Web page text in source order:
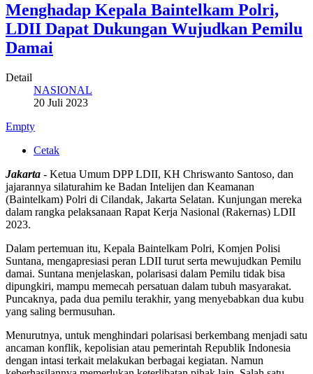
Menghadap Kepala Baintelkam Polri,
LDII Dapat Dukungan Wujudkan Pemilu
Damai
Detail
NASIONAL
20 Juli 2023
Empty
Cetak
Jakarta - Ketua Umum DPP LDII, KH Chriswanto Santoso, dan
jajarannya silaturahim ke Badan Intelijen dan Keamanan
(Baintelkam) Polri di Cilandak, Jakarta Selatan. Kunjungan mereka
dalam rangka pelaksanaan Rapat Kerja Nasional (Rakernas) LDII
2023.
Dalam pertemuan itu, Kepala Baintelkam Polri, Komjen Polisi
Suntana, mengapresiasi peran LDII turut serta mewujudkan Pemilu
damai. Suntana menjelaskan, polarisasi dalam Pemilu tidak bisa
dipungkiri, mampu memecah persatuan dalam tubuh masyarakat.
Puncaknya, pada dua pemilu terakhir, yang menyebabkan dua kubu
yang saling bermusuhan.
Menurutnya, untuk menghindari polarisasi berkembang menjadi satu
ancaman konflik, kepolisian atau pemerintah Republik Indonesia
dengan intasi terkait melakukan berbagai kegiatan. Namun